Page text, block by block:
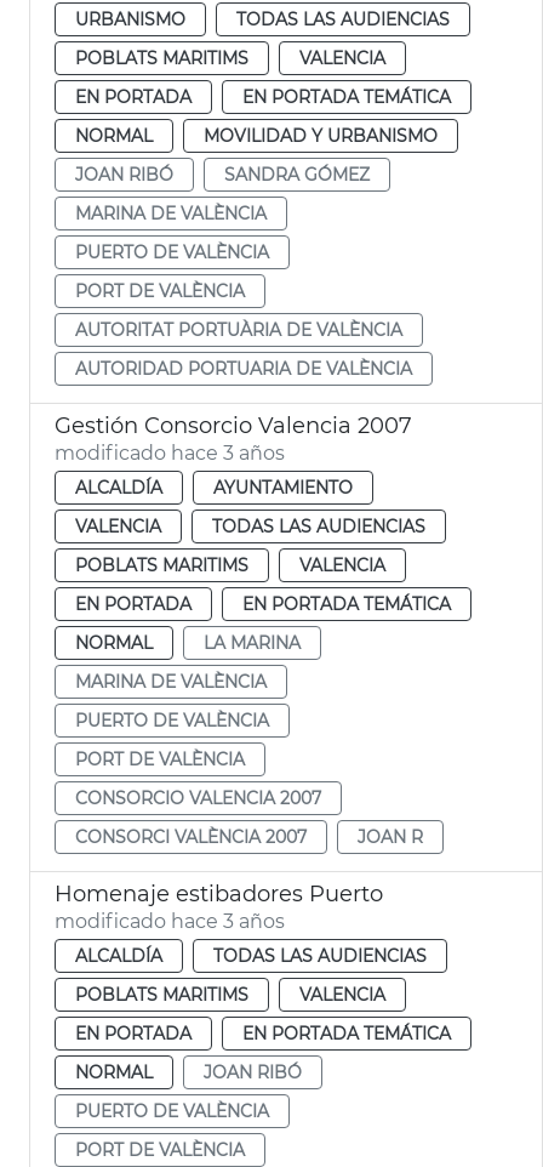
URBANISMO
TODAS LAS AUDIENCIAS
POBLATS MARITIMS
VALENCIA
EN PORTADA
EN PORTADA TEMÁTICA
NORMAL
MOVILIDAD Y URBANISMO
JOAN RIBÓ
SANDRA GÓMEZ
MARINA DE VALÈNCIA
PUERTO DE VALÈNCIA
PORT DE VALÈNCIA
AUTORITAT PORTUÀRIA DE VALÈNCIA
AUTORIDAD PORTUARIA DE VALÈNCIA
Gestión Consorcio Valencia 2007
modificado hace 3 años
ALCALDÍA
AYUNTAMIENTO
VALENCIA
TODAS LAS AUDIENCIAS
POBLATS MARITIMS
VALENCIA
EN PORTADA
EN PORTADA TEMÁTICA
NORMAL
LA MARINA
MARINA DE VALÈNCIA
PUERTO DE VALÈNCIA
PORT DE VALÈNCIA
CONSORCIO VALENCIA 2007
CONSORCI VALÈNCIA 2007
JOAN R
Homenaje estibadores Puerto
modificado hace 3 años
ALCALDÍA
TODAS LAS AUDIENCIAS
POBLATS MARITIMS
VALENCIA
EN PORTADA
EN PORTADA TEMÁTICA
NORMAL
JOAN RIBÓ
PUERTO DE VALÈNCIA
PORT DE VALÈNCIA